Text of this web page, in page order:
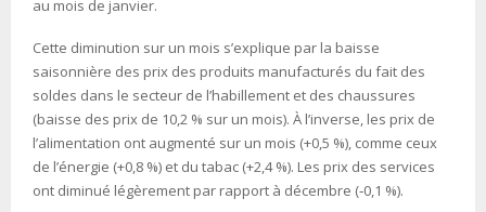
au mois de janvier.
Cette diminution sur un mois s’explique par la baisse
saisonnière des prix des produits manufacturés du fait des
soldes dans le secteur de l’habillement et des chaussures
(baisse des prix de 10,2 % sur un mois). À l’inverse, les prix de
l’alimentation ont augmenté sur un mois (+0,5 %), comme ceux
de l’énergie (+0,8 %) et du tabac (+2,4 %). Les prix des services
ont diminué légèrement par rapport à décembre (‑0,1 %).